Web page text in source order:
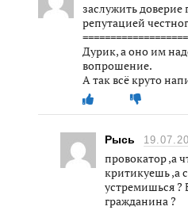
заслужить доверие
репутацией
Дурик, а оно им
вопрошение.
А так всё круто
Рысь
провокатор ,а
критикуешь ,а
устремишься ?
гражданина ?